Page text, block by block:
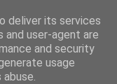
deliver its services
and user-agent are
and security
usage